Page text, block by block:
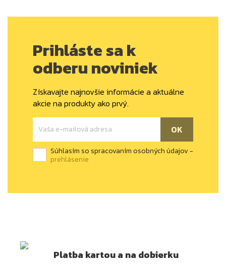
Prihláste sa k
odberu noviniek
Získavajte najnovšie informácie a aktuálne
akcie na produkty ako prvý.
Súhlasím so spracovaním osobných údajov -
prehlásenie
Platba kartou a na dobierku